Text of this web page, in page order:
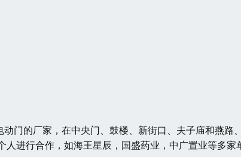
门的厂家，在中央门、鼓楼、新街口、夫子庙和燕路
进行合作，如海王星辰，国盛药业，中广置业等多家